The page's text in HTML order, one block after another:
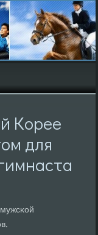
Корее
для